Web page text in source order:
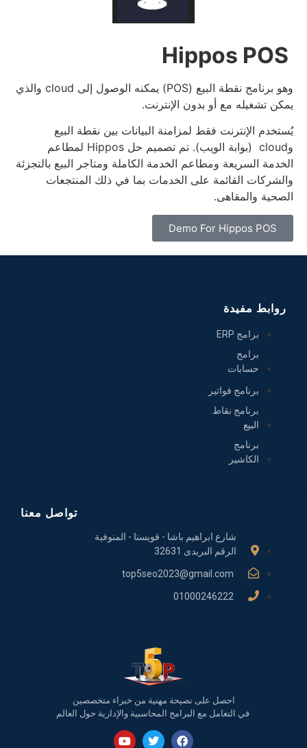
وهو برنامج نقطة البيع (POS) يمكنه الوصول إلى cloud والذي
يمكن تشغيله مع أو بدون الإنترنت.
يُستخدم الإنترنت فقط لمزامنة البيانات بين نقطة البيع
تم تصميم حل Hippos لمطاعم
الخدمة السريعة ومطاعم الخدمة الكاملة ومتاجر البيع بالتجزئة
والشركات القائمة على الخدمات بما في ذلك المنتجعات
الصحية والمقاهى.
Demo For Hippos POS
احصل على نصيحة مهنية من خبراء متخصصين
في التعامل مع البرامج المحاسبية والإدارية حول العالم
تواصل معنا
شارع ابراهيم باشا - قويسنا - المنوفية
الرقم البريدى 32631
top5seo2023@gmail.com
01000246222
روابط مفيدة
برامج ERP
برامج
حسابات
برنامج فواتير
برنامج نقاط
البيع
برنامج
الكاشير